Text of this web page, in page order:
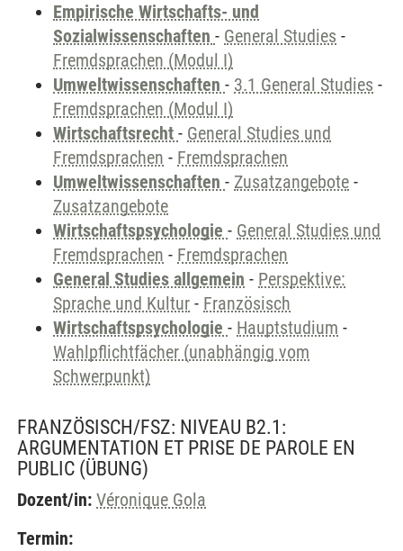
Empirische Wirtschafts- und
Sozialwissenschaften - General Studies -
Fremdsprachen (Modul I)
Umweltwissenschaften - 3.1 General Studies -
Fremdsprachen (Modul I)
Wirtschaftsrecht - General Studies und
Fremdsprachen - Fremdsprachen
Umweltwissenschaften - Zusatzangebote -
Zusatzangebote
Wirtschaftspsychologie - General Studies und
Fremdsprachen - Fremdsprachen
General Studies allgemein - Perspektive:
Sprache und Kultur - Französisch
Wirtschaftspsychologie - Hauptstudium -
Wahlpflichtfächer (unabhängig vom
Schwerpunkt)
FRANZÖSISCH/FSZ: NIVEAU B2.1:
ARGUMENTATION ET PRISE DE PAROLE EN
PUBLIC (ÜBUNG)
Dozent/in: Véronique Gola
Termin: